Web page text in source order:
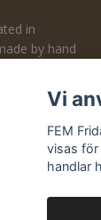
in
by hand
part of
Vi
FEM
visas för
handlar